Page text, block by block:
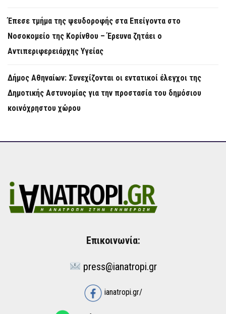
Έπεσε τμήμα της ψευδοροφής στα Επείγοντα στο
Νοσοκομείο της Κορίνθου – Έρευνα ζητάει ο
Αντιπεριφερειάρχης Υγείας
Δήμος Αθηναίων: Συνεχίζονται οι εντατικοί έλεγχοι της
Δημοτικής Αστυνομίας για την προστασία του δημόσιου
κοινόχρηστου χώρου
Επικοινωνία:
press@ianatropi.gr
ianatropi.gr/